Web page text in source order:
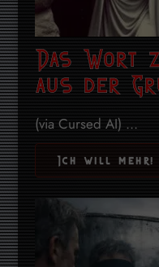
Das Wort
aus der
(via Cursed AI) ...
Ich will